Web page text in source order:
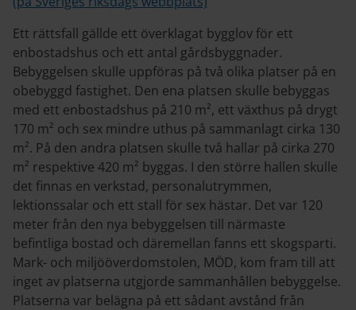
Ett rättsfall gällde ett överklagat bygglov för ett
enbostadshus och ett antal gårdsbyggnader.
Bebyggelsen skulle uppföras på två olika platser på en
obebyggd fastighet. Den ena platsen skulle bebyggas
med ett enbostadshus på 210 m², ett växthus på drygt
170 m² och sex mindre uthus på sammanlagt cirka 130
m². På den andra platsen skulle två hallar på cirka 270
m² respektive 420 m² byggas. I den större hallen skulle
det finnas en verkstad, personalutrymmen,
lektionssalar och ett stall för sex hästar. Det var 120
meter från den nya bebyggelsen till närmaste
befintliga bostad och däremellan fanns ett skogsparti.
Mark- och miljööverdomstolen, MÖD, kom fram till att
inget av platserna utgjorde sammanhållen bebyggelse.
Platserna var belägna på ett sådant avstånd från